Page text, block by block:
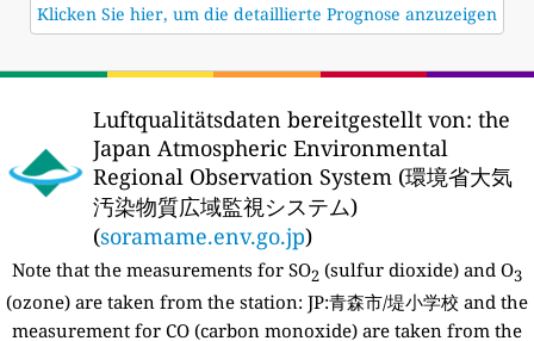
Klicken Sie hier, um die detaillierte Prognose anzuzeigen
Luftqualitätsdaten bereitgestellt von: the
Japan Atmospheric Environmental
Regional Observation System (環境省大気
汚染物質広域監視システム)
(soramame.env.go.jp)
Note that the measurements for SO2 (sulfur dioxide) and O3
(ozone) are taken from the station: JP:青森市/堤小学校 and the
measurement for CO (carbon monoxide) are taken from the